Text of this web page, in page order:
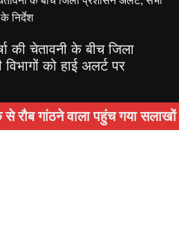
की चेतावनी के बीच जिला
को हाई अलर्ट पर
वाला पहुंच गया सलाखों के पीछे